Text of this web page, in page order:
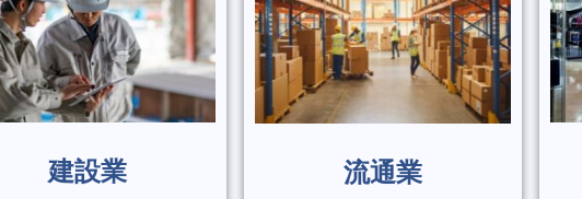
建設業 流通業